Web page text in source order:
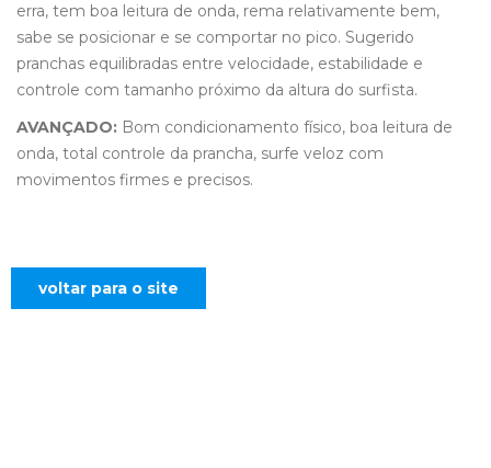
erra, tem boa leitura de onda, rema relativamente bem,
sabe se posicionar e se comportar no pico. Sugerido
pranchas equilibradas entre velocidade, estabilidade e
controle com tamanho próximo da altura do surfista.
AVANÇADO: Bom condicionamento físico, boa leitura de
onda, total controle da prancha, surfe veloz com
movimentos firmes e precisos.
voltar para o site